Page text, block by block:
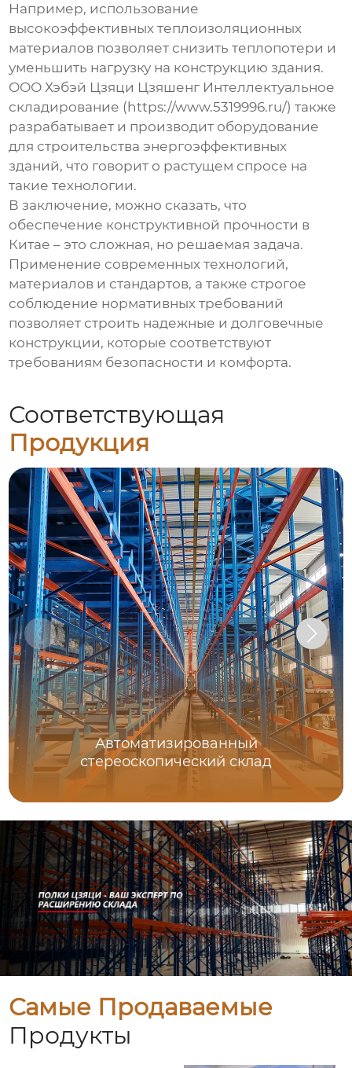
Например, использование
высокоэффективных теплоизоляционных
материалов позволяет снизить теплопотери и
уменьшить нагрузку на конструкцию здания.
ООО Хэбэй Цзяци Цзяшенг Интеллектуальное
складирование (https://www.5319996.ru/) также
разрабатывает и производит оборудование
для строительства энергоэффективных
зданий, что говорит о растущем спросе на
такие технологии.
В заключение, можно сказать, что
обеспечение конструктивной прочности в
Китае – это сложная, но решаемая задача.
Применение современных технологий,
материалов и стандартов, а также строгое
соблюдение нормативных требований
позволяет строить надежные и долговечные
конструкции, которые соответствуют
требованиям безопасности и комфорта.
Соответствующая
Продукция
Автоматизированный
стереоскопический склад
Самые Продаваемые
Продукты